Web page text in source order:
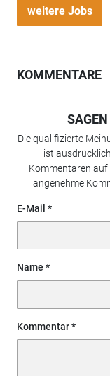
weitere Jobs
KOMMENTARE
Die qualifizierte
ist
Kommentaren auf
angenehme
E-Mail
Name
Kommentar